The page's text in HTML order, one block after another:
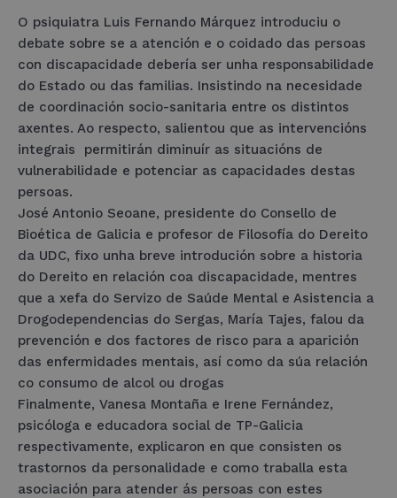
O psiquiatra Luis Fernando Márquez introduciu o
debate sobre se a atención e o coidado das persoas
con discapacidade debería ser unha responsabilidade
do Estado ou das familias. Insistindo na necesidade
de coordinación socio-sanitaria entre os distintos
axentes. Ao respecto, salientou que as intervencións
integrais permitirán diminuír as situacións de
vulnerabilidade e potenciar as capacidades destas
persoas.
José Antonio Seoane, presidente do Consello de
Bioética de Galicia e profesor de Filosofía do Dereito
da UDC, fixo unha breve introdución sobre a historia
do Dereito en relación coa discapacidade, mentres
que a xefa do Servizo de Saúde Mental e Asistencia a
Drogodependencias do Sergas, María Tajes, falou da
prevención e dos factores de risco para a aparición
das enfermidades mentais, así como da súa relación
co consumo de alcol ou drogas
Finalmente, Vanesa Montaña e Irene Fernández,
psicóloga e educadora social de TP-Galicia
respectivamente, explicaron en que consisten os
trastornos da personalidade e como traballa esta
asociación para atender ás persoas con estes